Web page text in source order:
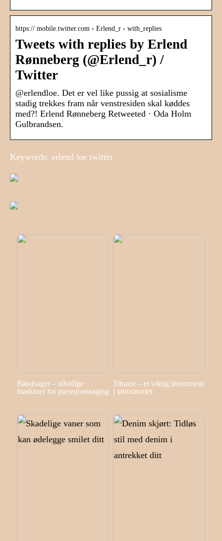
https:// mobile.twitter.com › Erlend_r › with_replies
Tweets with replies by Erlend
Rønneberg (@Erlend_r) /
Twitter
@erlendloe. Det er vel like pussig at sosialisme
stadig trekkes fram når venstresiden skal køddes
med?! Erlend Rønneberg Retweeted · Oda Holm
Gulbrandsen.
Keywords: erlend loe twitter
Båndsager – allsidige
maskiner for presisjonssaging
Titrator – et viktig instrument
i laboratoriet